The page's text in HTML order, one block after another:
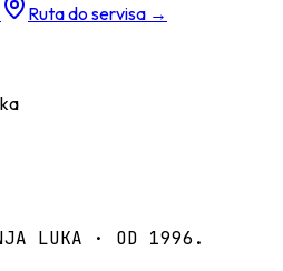
Ruta do servisa →
LUKA · OD 1996.